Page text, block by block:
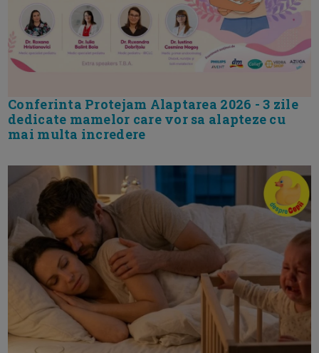
Conferinta Protejam Alaptarea 2026 - 3 zile
dedicate mamelor care vor sa alapteze cu
mai multa incredere